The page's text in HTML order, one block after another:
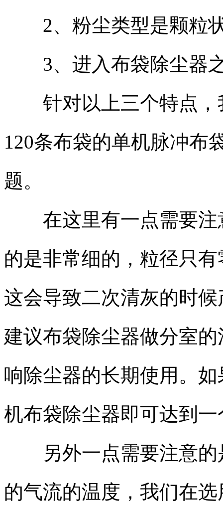
2、粉尘类型是颗粒
3、进入布袋除尘器之
针对以上三个特点，
120条布袋的单机脉冲布
题。
在这里有一点需要注
的是非常细的，粒径只
这会导致二次清灰的时
建议布袋除尘器做分室
响除尘器的长期使用。
机布袋除尘器即可达到
另外一点需要注意的
的气流的温度，我们在